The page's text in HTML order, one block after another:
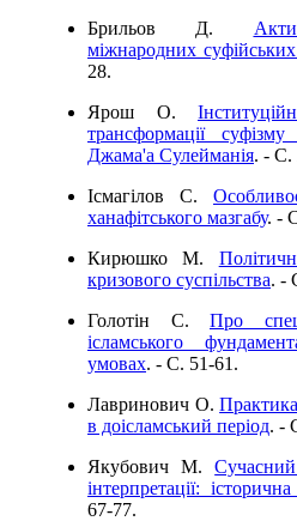
Брильов Д.
міжнародних суфійських
28.
Ярош О.
трансформації
Джама'а Сулейманія. - C.
Ісмагілов С.
ханафітського мазгабу. -
Кирюшко М.
кризового суспільства. -
Голотін С. Про
ісламського
умовах. - C. 51-61.
Лавринович О.Практика
в доісламський період. -
Якубович М.
інтерпретації:
67-77.